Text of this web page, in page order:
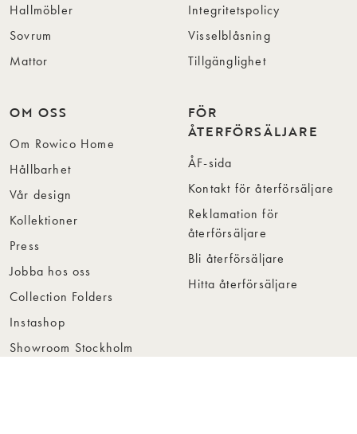
Hallmöbler
Sovrum
Mattor
Integritetspolicy
Visselblåsning
Tillgänglighet
OM OSS
Om Rowico Home
Hållbarhet
Vår design
Kollektioner
Press
Jobba hos oss
Collection Folders
Instashop
Showroom Stockholm
FÖR
ÅTERFÖRSÄLJARE
ÅF-sida
Kontakt för återförsäljare
Reklamation för
återförsäljare
Bli återförsäljare
Hitta återförsäljare